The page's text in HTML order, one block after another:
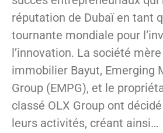
réputation de Dubaï en tant
tournante mondiale pour
l’innovation. La société
immobilier Bayut, Emerging
Group (EMPG), et le
classé OLX Group ont
leurs activités, créant ainsi…